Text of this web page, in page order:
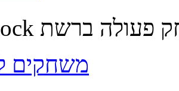
משחקים